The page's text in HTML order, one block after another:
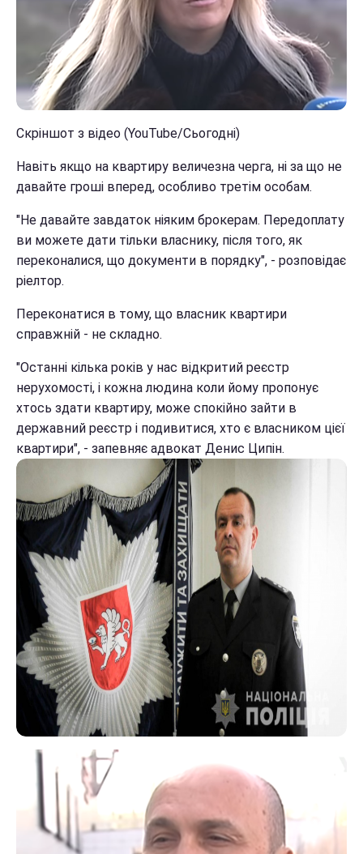
Скріншот з відео (YouTube/Сьогодні)
Навіть якщо на квартиру величезна черга, ні за що не
давайте гроші вперед, особливо третім особам.
"Не давайте завдаток ніяким брокерам. Передоплату
ви можете дати тільки власнику, після того, як
переконалися, що документи в порядку", - розповідає
ріелтор.
Переконатися в тому, що власник квартири
справжній - не складно.
"Останні кілька років у нас відкритий реєстр
нерухомості, і кожна людина коли йому пропонує
хтось здати квартиру, може спокійно зайти в
державний реєстр і подивитися, хто є власником цієї
квартири", - запевняє адвокат Денис Ципін.